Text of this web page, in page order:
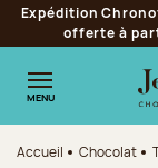
Aller à la
Aller au contenu
Aller au pied de
Expédition
offerte à
MENU
Accueil Chocolat